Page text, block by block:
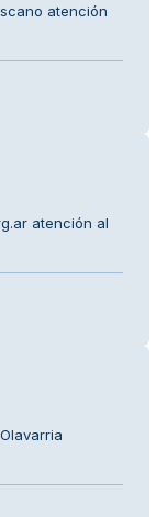
atención
atención al